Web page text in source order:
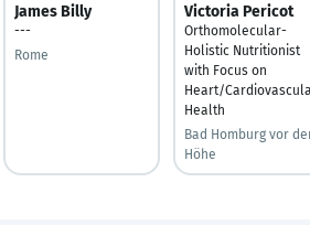
James Billy
---
Rome
Victoria Pericot
Orthomolecular-
Holistic Nutritionist
with Focus on
Heart/
Health
Bad Homburg vor
Höhe